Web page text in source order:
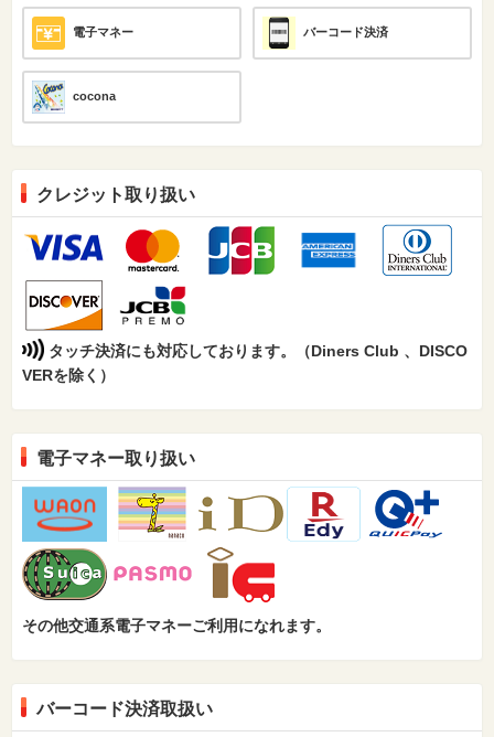
電子マネー バーコード決済
cocona
クレジット取り扱い
タッチ決済にも対応しております。（Diners Club 、DISCO
VERを除く）
電子マネー取り扱い
その他交通系電子マネーご利用になれます。
バーコード決済取扱い